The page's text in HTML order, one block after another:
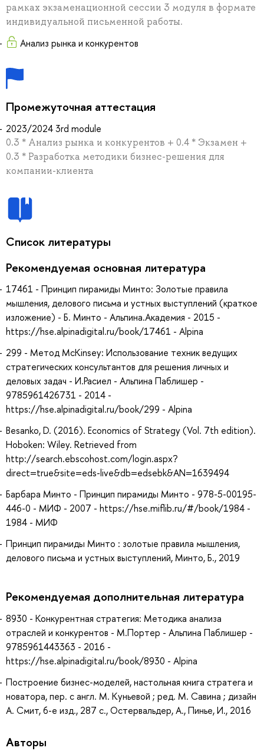
рамках экзаменационной сессии 3 модуля в формате
индивидуальной письменной работы.
Анализ рынка и конкурентов
Промежуточная аттестация
2023/2024 3rd module
0.3 * Анализ рынка и конкурентов + 0.4 * Экзамен +
0.3 * Разработка методики бизнес-решения для
компании-клиента
Список литературы
Рекомендуемая основная литература
17461 - Принцип пирамиды Минто: Золотые правила
мышления, делового письма и устных выступлений (краткое
изложение) - Б. Минто - Альпина.Академия - 2015 -
https://hse.alpinadigital.ru/book/17461 - Alpina
299 - Метод McKinsey: Использование техник ведущих
стратегических консультантов для решения личных и
деловых задач - И.Расиел - Альпина Паблишер -
9785961426731 - 2014 -
https://hse.alpinadigital.ru/book/299 - Alpina
Besanko, D. (2016). Economics of Strategy (Vol. 7th edition).
Hoboken: Wiley. Retrieved from
http://search.ebscohost.com/login.aspx?
direct=true&site=eds-live&db=edsebk&AN=1639494
Барбара Минто - Принцип пирамиды Минто - 978-5-00195-
446-0 - МИФ - 2007 - https://hse.miflib.ru/#/book/1984 -
1984 - МИФ
Принцип пирамиды Минто : золотые правила мышления,
делового письма и устных выступлений, Минто, Б., 2019
Рекомендуемая дополнительная литература
8930 - Конкурентная стратегия: Методика анализа
отраслей и конкурентов - М.Портер - Альпина Паблишер -
9785961443363 - 2016 -
https://hse.alpinadigital.ru/book/8930 - Alpina
Построение бизнес-моделей, настольная книга стратега и
новатора, пер. с англ. М. Куньевой ; ред. М. Савина ; дизайн
А. Смит, 6-е изд., 287 с., Остервальдер, А., Пинье, И., 2016
Авторы